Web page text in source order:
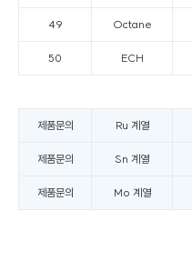
49 Octane
50 ECH
제품문의 Ru 계열
제품문의 Sn 계열
제품문의 Mo 계열